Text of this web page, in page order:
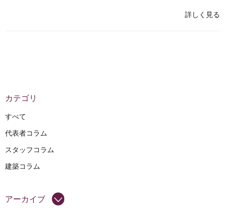
詳しく見る
カテゴリ
すべて
代表者コラム
スタッフコラム
建築コラム
アーカイブ